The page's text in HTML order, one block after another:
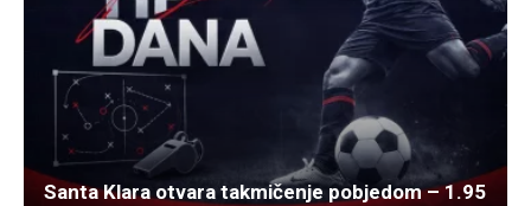
Santa Klara otvara takmičenje pobjedom – 1.95